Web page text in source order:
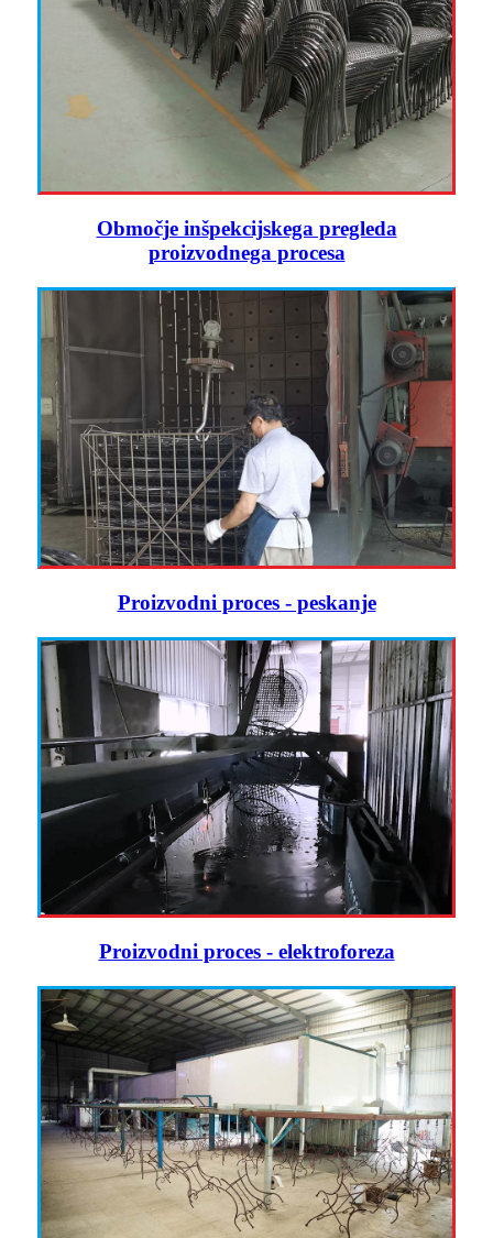
Območje inšpekcijskega pregleda
proizvodnega procesa
Proizvodni proces - peskanje
Proizvodni proces - elektroforeza